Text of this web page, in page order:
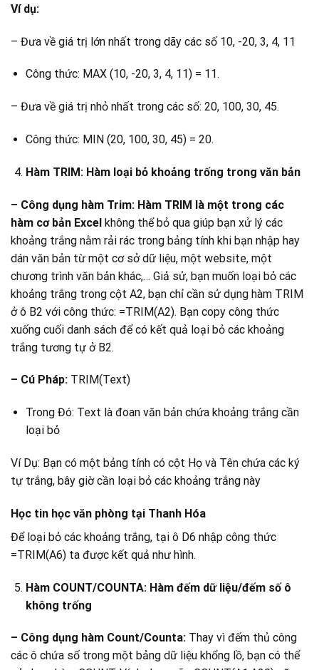
Ví dụ:
– Đưa về giá trị lớn nhất trong dãy các số 10, -20, 3, 4, 11
Công thức: MAX (10, -20, 3, 4, 11) = 11.
– Đưa về giá trị nhỏ nhất trong các số: 20, 100, 30, 45.
Công thức: MIN (20, 100, 30, 45) = 20.
Hàm TRIM: Hàm loại bỏ khoảng trống trong văn bản
– Công dụng hàm Trim: Hàm TRIM là một trong các
hàm cơ bản Excel không thể bỏ qua giúp bạn xử lý các
khoảng trắng nằm rải rác trong bảng tính khi bạn nhập hay
dán văn bản từ một cơ sở dữ liệu, một website, một
chương trình văn bản khác,… Giả sử, bạn muốn loại bỏ các
khoảng trắng trong cột A2, bạn chỉ cần sử dụng hàm TRIM
ở ô B2 với công thức: =TRIM(A2). Bạn copy công thức
xuống cuối danh sách để có kết quả loại bỏ các khoảng
trắng tương tự ở B2.
– Cú Pháp: TRIM(Text)
Trong Đó: Text là đoan văn bản chứa khoảng trắng cần
loại bỏ
Ví Dụ: Bạn có một bảng tính có cột Họ và Tên chứa các ký
tự trắng, bây giờ cần loại bỏ các khoảng trắng này
Học tin học văn phòng tại Thanh Hóa
Để loại bỏ các khoảng trắng, tại ô D6 nhập công thức
=TRIM(A6) ta được kết quả như hình.
Hàm COUNT/COUNTA: Hàm đếm dữ liệu/đếm số ô
không trống
– Công dụng hàm Count/Counta: Thay vì đếm thủ công
các ô chứa số trong một bảng dữ liệu khổng lồ, bạn có thể